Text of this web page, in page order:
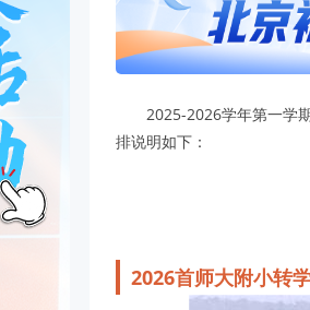
2025-2026学年第一学
排说明如下：
2026首师大附小转